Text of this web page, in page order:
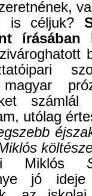
is céljuk?
írásában
utólag
Miklós
jó